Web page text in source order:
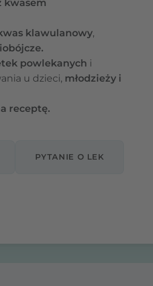
kwasem
klawulanowy,
powlekanych i
u dzieci, młodzieży i
receptę.
PYTANIE O LEK